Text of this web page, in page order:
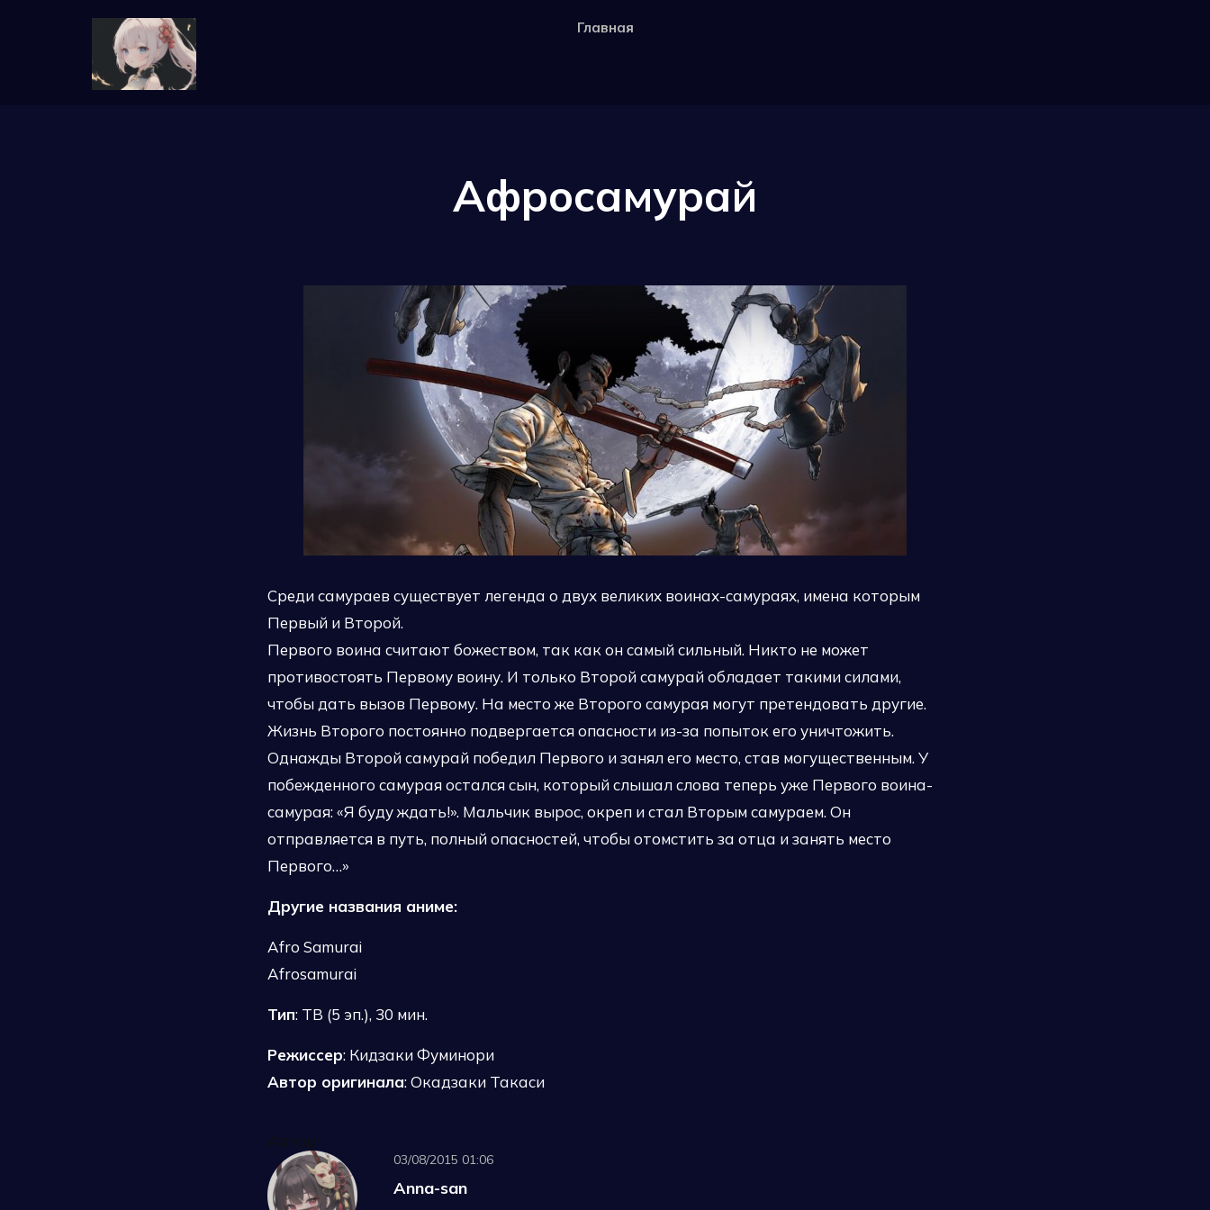
Главная
Афросамурай
Среди самураев существует легенда о двух великих воинах-самураях, имена которым
Первый и Второй.
Первого воина считают божеством, так как он самый сильный. Никто не может
противостоять Первому воину. И только Второй самурай обладает такими силами,
чтобы дать вызов Первому. На место же Второго самурая могут претендовать другие.
Жизнь Второго постоянно подвергается опасности из-за попыток его уничтожить.
Однажды Второй самурай победил Первого и занял его место, став могущественным. У
побежденного самурая остался сын, который слышал слова теперь уже Первого воина-
самурая: «Я буду ждать!». Мальчик вырос, окреп и стал Вторым самураем. Он
отправляется в путь, полный опасностей, чтобы отомстить за отца и занять место
Первого…»
Другие названия аниме:
Afro Samurai
Afrosamurai
Тип: ТВ (5 эп.), 30 мин.
Режиссер: Кидзаки Фуминори
Автор оригинала: Окадзаки Такаси
Автор
03/08/2015 01:06
Anna-san